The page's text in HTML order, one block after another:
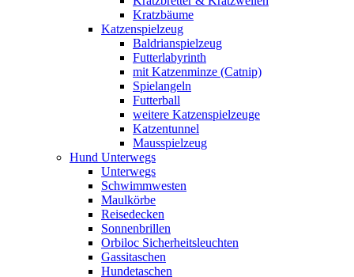
Kratzbäume
Katzenspielzeug
Baldrianspielzeug
Futterlabyrinth
mit Katzenminze (Catnip)
Spielangeln
Futterball
weitere Katzenspielzeuge
Katzentunnel
Mausspielzeug
Hund Unterwegs
Unterwegs
Schwimmwesten
Maulkörbe
Reisedecken
Sonnenbrillen
Orbiloc Sicherheitsleuchten
Gassitaschen
Hundetaschen